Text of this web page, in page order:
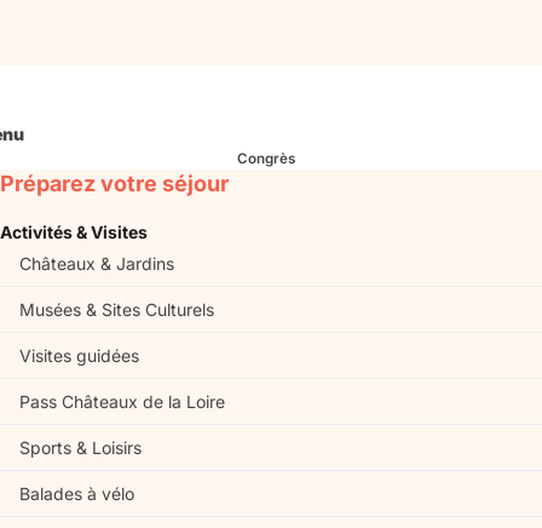
Congrès
Préparez votre séjour
Activités & Visites
Châteaux & Jardins
Musées & Sites Culturels
Visites guidées
Pass Châteaux de la Loire
Sports & Loisirs
Balades à vélo